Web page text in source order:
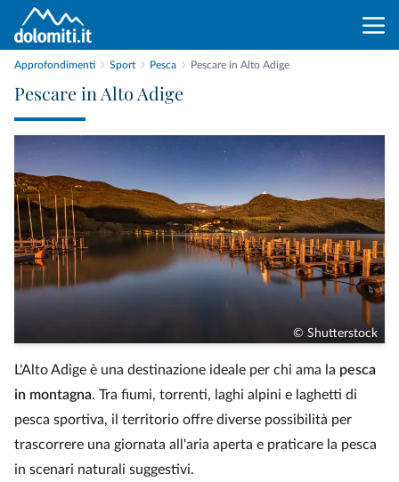
Approfondimenti Sport Pesca Pescare in Alto Adige
Pescare in Alto Adige
© Shutterstock
L'Alto Adige è una destinazione ideale per chi ama la pesca
in montagna. Tra fiumi, torrenti, laghi alpini e laghetti di
pesca sportiva, il territorio offre diverse possibilità per
trascorrere una giornata all'aria aperta e praticare la pesca
in scenari naturali suggestivi.